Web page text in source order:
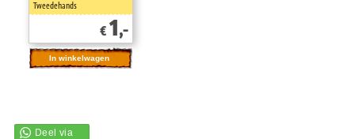
Tweedehands
€ 1,-